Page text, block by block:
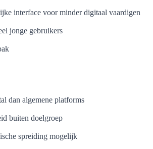
interface voor minder digitaal vaardigen
jonge gebruikers
dan algemene platforms
buiten doelgroep
spreiding mogelijk